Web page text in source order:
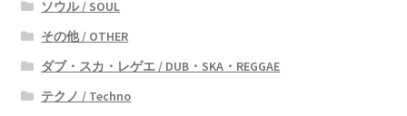
ソウル / SOUL
その他 / OTHER
ダブ・スカ・レゲエ / DUB・SKA・REGGAE
テクノ / Techno